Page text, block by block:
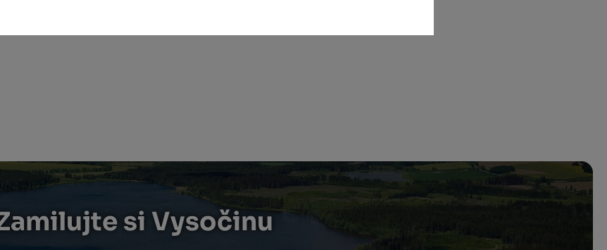
si Vysočinu